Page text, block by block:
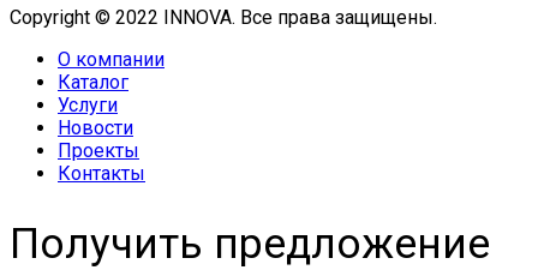
Copyright © 2022 INNOVA. Все права защищены.
О компании
Каталог
Услуги
Новости
Проекты
Контакты
Получить предложение